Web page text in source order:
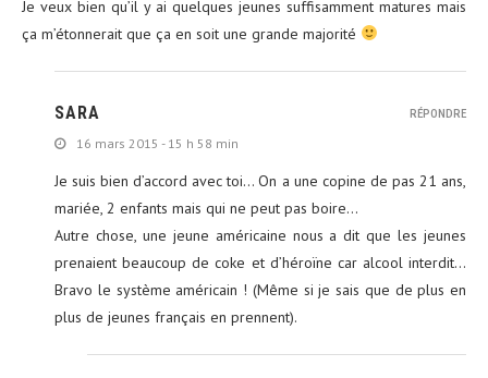
Je veux bien qu’il y ai quelques jeunes suffisamment matures mais
ça m’étonnerait que ça en soit une grande majorité
SARA
16 mars 2015 - 15 h 58 min
Je suis bien d’accord avec toi… On a une copine de pas 21 ans,
mariée, 2 enfants mais qui ne peut pas boire…
Autre chose, une jeune américaine nous a dit que les jeunes
prenaient beaucoup de coke et d’héroïne car alcool interdit…
Bravo le système américain ! (Même si je sais que de plus en
plus de jeunes français en prennent).
RÉPONDRE